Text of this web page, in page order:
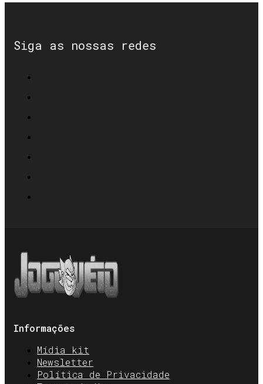
Siga as nossas redes
Informações
Mídia kit
Newsletter
Política de Privacidade